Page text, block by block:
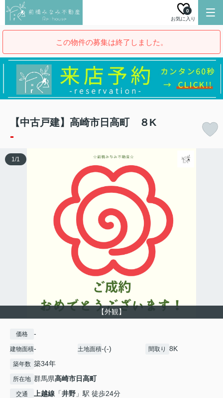
お気に入り
0
この物件の募集は終了しました。
【中古戸建】高崎市日高町 ８K
-
【外観】
1/1
価格 -
建物面積- 土地面積-(-) 間取り 8K
築年数 築34年
所在地 群馬県高崎市日高町
交通 上越線 「井野 」駅 徒歩24分